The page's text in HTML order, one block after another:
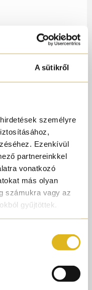
A sütikről
személyre
Ezenkívül
partnereinkkel
vonatkozó
más olyan
számukra vagy az
gyűjtöttek.
ihlette meg ezt